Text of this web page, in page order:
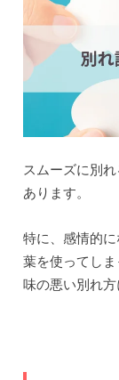
スムーズに別
あります。
特に、感情的
葉を使ってし
味の悪い別れ方